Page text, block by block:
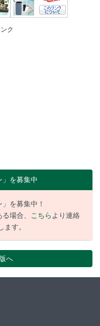
ク
」を募集中
を募集中！
場合、 こちらより連絡
す。
へ